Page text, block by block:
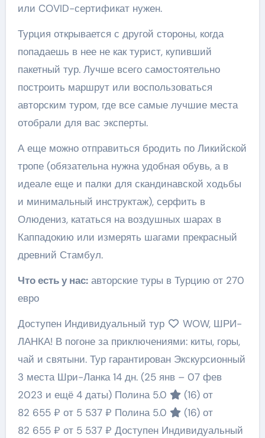
или COVID-сертификат нужен.
Турция открывается с другой стороны, когда
попадаешь в нее не как турист, купивший
пакетный тур. Лучше всего самостоятельно
построить маршрут или воспользоваться
авторским туром, где все самые лучшие места
отобрали для вас эксперты.
А еще можно отправиться бродить по Ликийской
тропе (обязательна нужна удобная обувь, а в
идеале еще и палки для скандинавской ходьбы
и минимальный инструктаж), серфить в
Олюдениз, кататься на воздушных шарах в
Каппадокию или измерять шагами прекрасный
древний Стамбул.
Что есть у нас:авторские туры в Турцию от 270
евро
Доступен Индивидуальный тур
WOW, ШРИ-
ЛАНКА! В погоне за приключениями: киты, горы,
чай и святыни. Тур гарантирован Экскурсионный
3 места Шри-Ланка14 дн. (25 янв – 07 фев
2023 и ещё 4 даты) Полина 5.0 (16) от
82 655 ₽ от 5 537 ₽ Полина 5.0 (16) от
82 655 ₽ от 5 537 ₽ Доступен Индивидуальный